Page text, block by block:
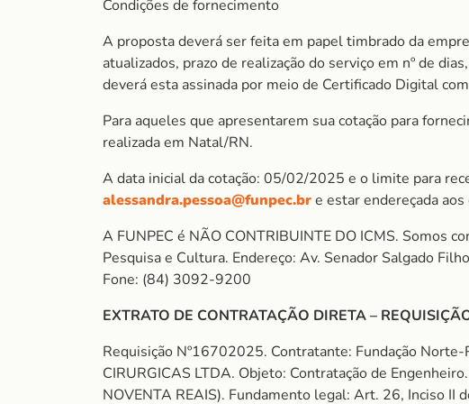
Condições de fornecimento
A proposta deverá ser feita em papel timbrado da
atualizados, prazo de realização do serviço em nº de
deverá esta assinada por meio de Certificado Digital
Para aqueles que apresentarem sua cotação para
realizada em Natal/RN.
A data inicial da cotação: 05/02/2025 e o limite para
alessandra.pessoa@funpec.bre estar endereçada
A FUNPEC é NÃO CONTRIBUINTE DO ICMS. Somos
Pesquisa e Cultura. Endereço: Av. Senador Salgado
Fone: (84) 3092-9200
EXTRATO DE CONTRATAÇÃO DIRETA –
Requisição Nº16702025. Contratante: Fundação
CIRURGICAS LTDA. Objeto: Contratação de
NOVENTA REAIS). Fundamento legal: Art. 26, Inciso